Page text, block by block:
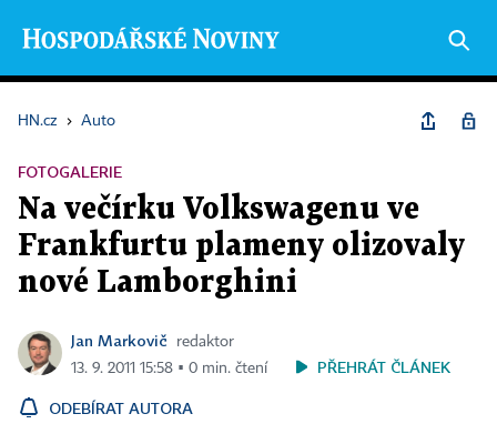
HN.cz › Auto
FOTOGALERIE
Na večírku Volkswagenu ve
Frankfurtu plameny olizovaly
nové Lamborghini
Jan Markovič
redaktor
13. 9. 2011 15:58 ▪ 0 min. čtení
PŘEHRÁT ČLÁNEK
ODEBÍRAT AUTORA